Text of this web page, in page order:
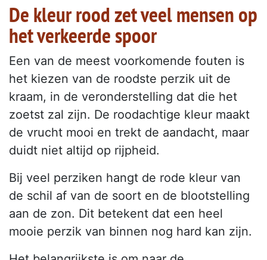
De kleur rood zet veel mensen op
het verkeerde spoor
Een van de meest voorkomende fouten is
het kiezen van de roodste perzik uit de
kraam, in de veronderstelling dat die het
zoetst zal zijn. De roodachtige kleur maakt
de vrucht mooi en trekt de aandacht, maar
duidt niet altijd op rijpheid.
Bij veel perziken hangt de rode kleur van
de schil af van de soort en de blootstelling
aan de zon. Dit betekent dat een heel
mooie perzik van binnen nog hard kan zijn.